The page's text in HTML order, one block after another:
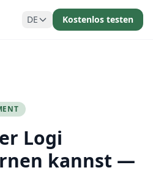
DE Kostenlos testen
Logi
kannst —